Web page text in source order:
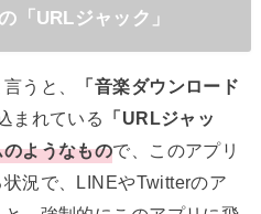
「URLジャック」
うと、
「音楽ダウンロード
まれている
「URLジャッ
ようなもので、このアプリ
況で、LINEやTwitterのア